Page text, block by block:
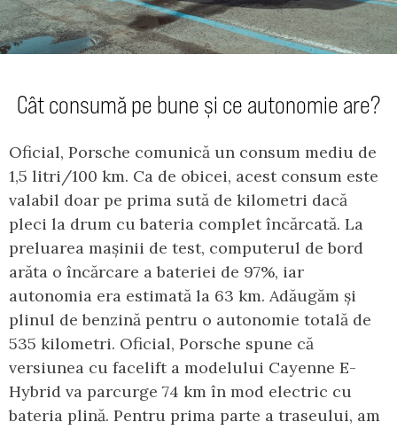
Cât consumă pe bune și ce autonomie are?
Oficial, Porsche comunică un consum mediu de
1,5 litri/100 km. Ca de obicei, acest consum este
valabil doar pe prima sută de kilometri dacă
pleci la drum cu bateria complet încărcată. La
preluarea mașinii de test, computerul de bord
arăta o încărcare a bateriei de 97%, iar
autonomia era estimată la 63 km. Adăugăm și
plinul de benzină pentru o autonomie totală de
535 kilometri. Oficial, Porsche spune că
versiunea cu facelift a modelului Cayenne E-
Hybrid va parcurge 74 km în mod electric cu
bateria plină. Pentru prima parte a traseului, am